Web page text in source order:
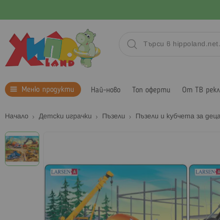
Меню продукти Най-ново Топ оферти От ТВ
Начало Детски играчки Пъзели Пъзели и кубчета за
Преминете
към
края
на
изображенията